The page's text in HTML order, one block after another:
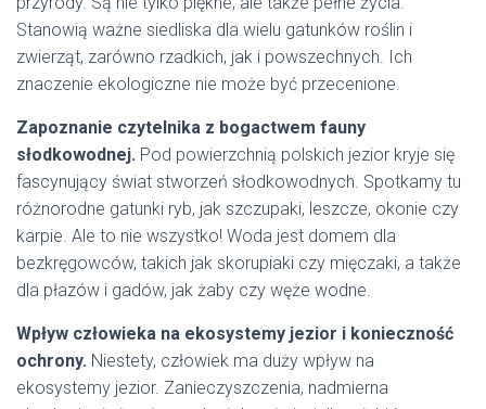
Stanowią ważne siedliska dla wielu gatunków roślin i
zwierząt, zarówno rzadkich, jak i powszechnych. Ich
znaczenie ekologiczne nie może być przecenione.
Zapoznanie czytelnika z bogactwem fauny
słodkowodnej. Pod powierzchnią polskich jezior kryje się
fascynujący świat stworzeń słodkowodnych. Spotkamy tu
różnorodne gatunki ryb, jak szczupaki, leszcze, okonie czy
karpie. Ale to nie wszystko! Woda jest domem dla
bezkręgowców, takich jak skorupiaki czy mięczaki, a także
dla płazów i gadów, jak żaby czy węże wodne.
Wpływ człowieka na ekosystemy jezior i konieczność
ochrony. Niestety, człowiek ma duży wpływ na
ekosystemy jezior. Zanieczyszczenia, nadmierna